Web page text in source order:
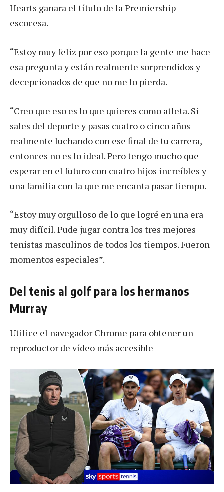
Hearts ganara el título de la Premiership
escocesa.
“Estoy muy feliz por eso porque la gente me hace
esa pregunta y están realmente sorprendidos y
decepcionados de que no me lo pierda.
“Creo que eso es lo que quieres como atleta. Si
sales del deporte y pasas cuatro o cinco años
realmente luchando con ese final de tu carrera,
entonces no es lo ideal. Pero tengo mucho que
esperar en el futuro con cuatro hijos increíbles y
una familia con la que me encanta pasar tiempo.
“Estoy muy orgulloso de lo que logré en una era
muy difícil. Pude jugar contra los tres mejores
tenistas masculinos de todos los tiempos. Fueron
momentos especiales”.
Del tenis al golf para los hermanos
Murray
Utilice el navegador Chrome para obtener un
reproductor de vídeo más accesible